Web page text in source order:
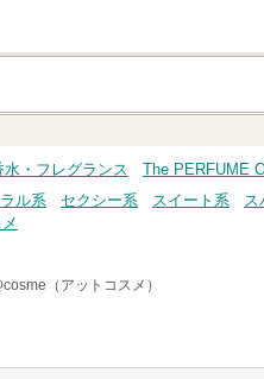
・フレグランス
The PERFUME
ル系 セクシー系 スイート系 ス
（アットコスメ）